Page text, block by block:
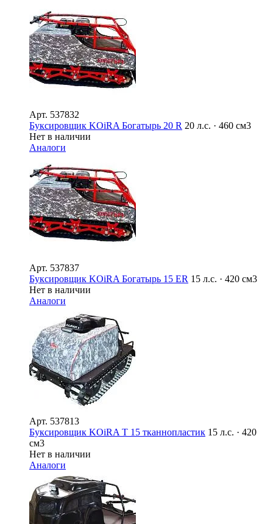
Арт. 537832
Буксировщик KOiRA Богатырь 20 R 20 л.с. · 460 см3
Нет в наличии
Аналоги
Арт. 537837
Буксировщик KOiRA Богатырь 15 ER 15 л.с. · 420 см3
Нет в наличии
Аналоги
Арт. 537813
Буксировщик KOiRA T 15 тканнопластик 15 л.с. · 420
см3
Нет в наличии
Аналоги